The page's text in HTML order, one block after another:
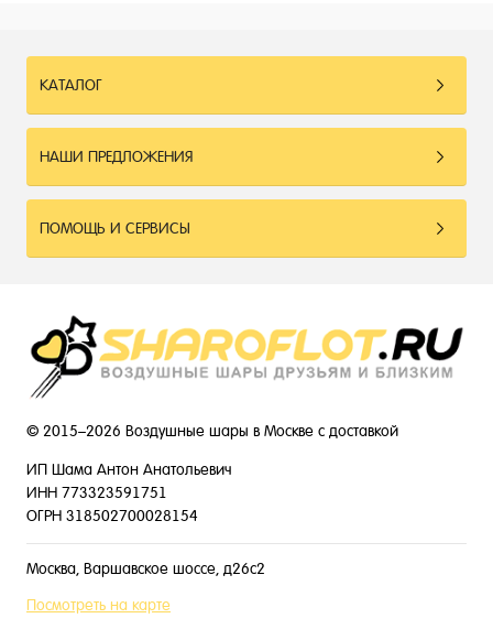
КАТАЛОГ
НАШИ ПРЕДЛОЖЕНИЯ
ПОМОЩЬ И СЕРВИСЫ
© 2015–2026 Воздушные шары в Москве с доставкой
ИП Шама Антон Анатольевич
ИНН 773323591751
ОГРН 318502700028154
Москва, Варшавское шоссе, д26с2
Посмотреть на карте